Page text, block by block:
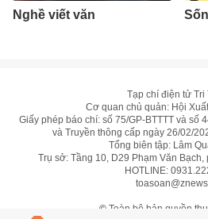
Nghề viết văn
Tạp chí điện tử Tri
Cơ quan chủ quản: Hội
Giấy phép báo chí: số 75/GP-BTTTT và số
và Truyền thông cấp ngày 26/02/
Tổng biên tập: Lâm
Trụ sở: Tầng 10, D29 Phạm Văn
HOTLINE:
© Toàn bộ bản quyền